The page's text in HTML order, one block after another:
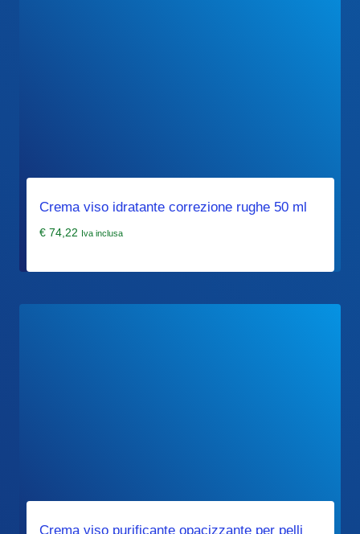
Crema viso idratante correzione rughe 50 ml
€74,22 Iva inclusa
Crema viso purificante opacizzante per pelli